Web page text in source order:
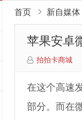
首页 新自媒体
苹果安卓
拍拍卡商城
在这个高速
部分。而在